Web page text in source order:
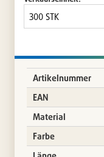
Artikelnummer
EAN
Material
Farbe